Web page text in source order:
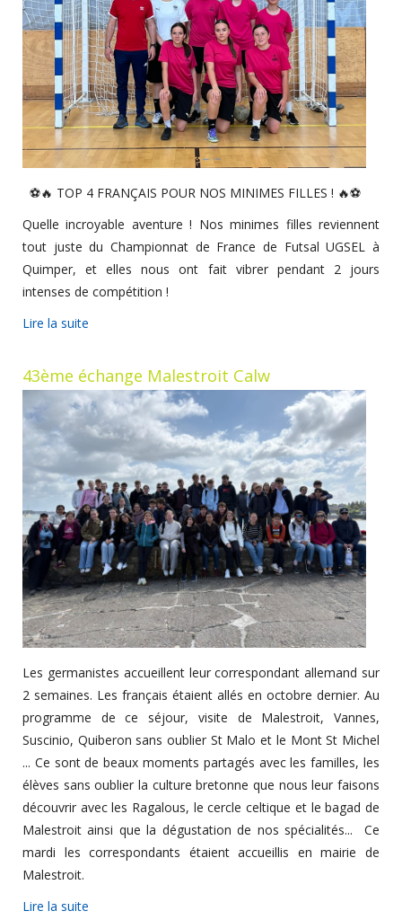
⚽🔥 TOP 4 FRANÇAIS POUR NOS MINIMES FILLES ! 🔥⚽
Quelle incroyable aventure ! Nos minimes filles reviennent
tout juste du Championnat de France de Futsal UGSEL à
Quimper, et elles nous ont fait vibrer pendant 2 jours
intenses de compétition !
Lire la suite
43ème échange Malestroit Calw
Les germanistes accueillent leur correspondant allemand sur
2 semaines. Les français étaient allés en octobre dernier. Au
programme de ce séjour, visite de Malestroit, Vannes,
Suscinio, Quiberon sans oublier St Malo et le Mont St Michel
... Ce sont de beaux moments partagés avec les familles, les
élèves sans oublier la culture bretonne que nous leur faisons
découvrir avec les Ragalous, le cercle celtique et le bagad de
Malestroit ainsi que la dégustation de nos spécialités... Ce
mardi les correspondants étaient accueillis en mairie de
Malestroit.
Lire la suite